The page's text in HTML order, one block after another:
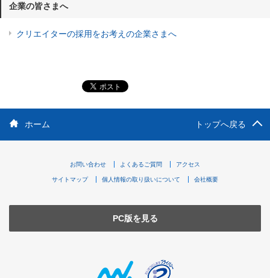
企業の皆さまへ
クリエイターの採用をお考えの企業さまへ
ホーム トップへ戻る
お問い合わせ よくあるご質問 アクセス
サイトマップ 個人情報の取り扱いについて 会社概要
PC版を見る